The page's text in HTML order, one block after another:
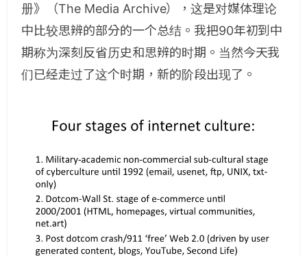
册》（The Media Archive），这是对媒体理论
中比较思辨的部分的一个总结。我把90年初到中
期称为深刻反省历史和思辨的时期。当然今天我
们已经走过了这个时期，新的阶段出现了。